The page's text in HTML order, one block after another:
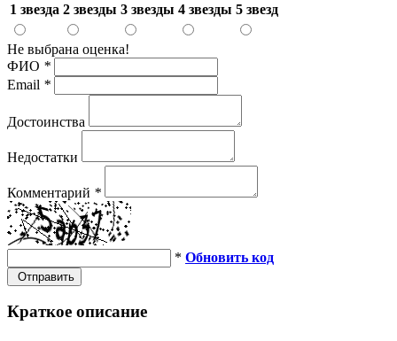
1 звезда 2 звезды 3 звезды 4 звезды 5 звезд
Не выбрана оценка!
ФИО *
Email *
Достоинства
Недостатки
Комментарий *
* Обновить код
Отправить
Краткое описание